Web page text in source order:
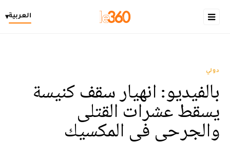
العربية▾
دولي
بالفيديو: انهيار سقف كنيسة
يسقط عشرات القتلى
والجرحى في المكسيك